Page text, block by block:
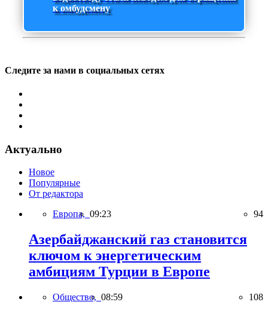
к омбудсмену
Следите за нами в социальных сетях
Актуально
Новое
Популярные
От редактора
Европа, 09:23 94
Азербайджанский газ становится
ключом к энергетическим
амбициям Турции в Европе
Общество, 08:59 108